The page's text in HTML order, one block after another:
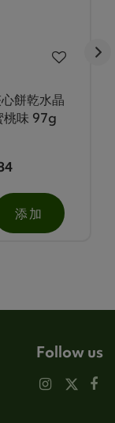
餅乾水晶
桃味 97g
添加
Follow us